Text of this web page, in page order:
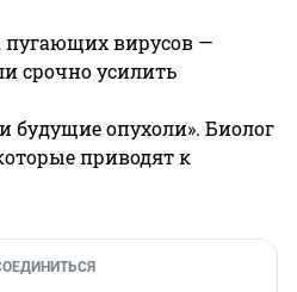
пугающих вирусов —
срочно усилить
будущие опухоли». Биолог
приводят к